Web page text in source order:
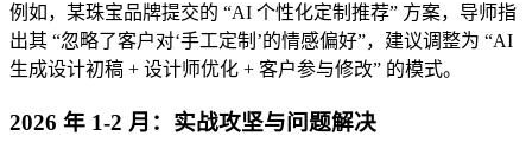
例如，某珠宝品牌提交的 “AI 个性化定制推荐” 方案，导师指
出其 “忽略了客户对‘手工定制’的情感偏好”，建议调整为 “AI
生成设计初稿 + 设计师优化 + 客户参与修改” 的模式。
2026 年 1-2 月：实战攻坚与问题解决